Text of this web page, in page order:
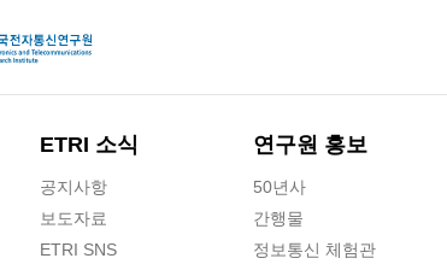
ETRI 소식
공지사항
보도자료
ETRI SNS
연구원 홍보
50년사
간행물
정보통신 체험관